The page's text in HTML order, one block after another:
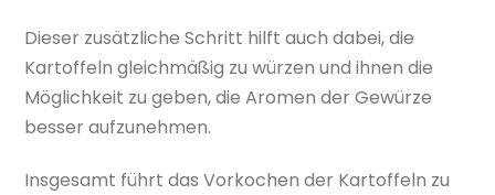
Dieser zusätzliche Schritt hilft auch dabei, die
Kartoffeln gleichmäßig zu würzen und ihnen die
Möglichkeit zu geben, die Aromen der Gewürze
besser aufzunehmen.
Insgesamt führt das Vorkochen der Kartoffeln zu